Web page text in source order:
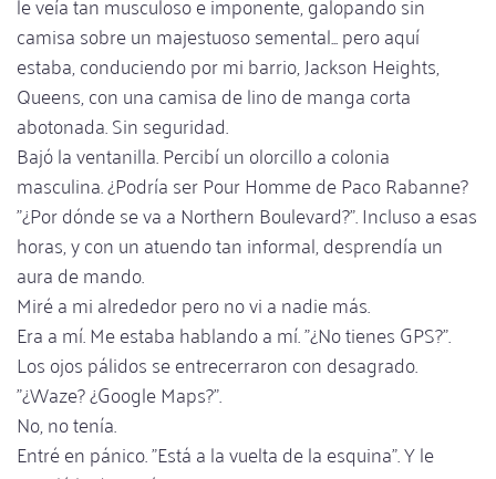
camisa sobre un majestuoso semental... pero aquí
estaba, conduciendo por mi barrio, Jackson Heights,
Queens, con una camisa de lino de manga corta
abotonada. Sin seguridad.
Bajó la ventanilla. Percibí un olorcillo a colonia
masculina. ¿Podría ser Pour Homme de Paco Rabanne?
"¿Por dónde se va a Northern Boulevard?". Incluso a esas
horas, y con un atuendo tan informal, desprendía un
aura de mando.
Miré a mi alrededor pero no vi a nadie más.
Era a mí. Me estaba hablando a mí. "¿No tienes GPS?".
Los ojos pálidos se entrecerraron con desagrado.
"¿Waze? ¿Google Maps?".
No, no tenía.
Entré en pánico. "Está a la vuelta de la esquina". Y le